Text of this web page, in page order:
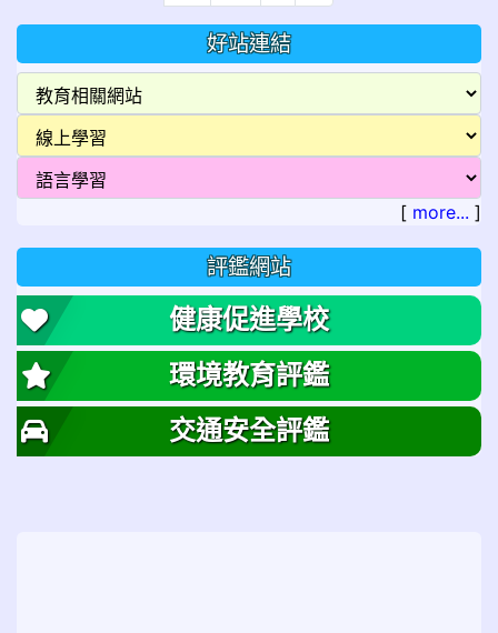
好站連結
[ more... ]
評鑑網站
健康促進學校
環境教育評鑑
交通安全評鑑